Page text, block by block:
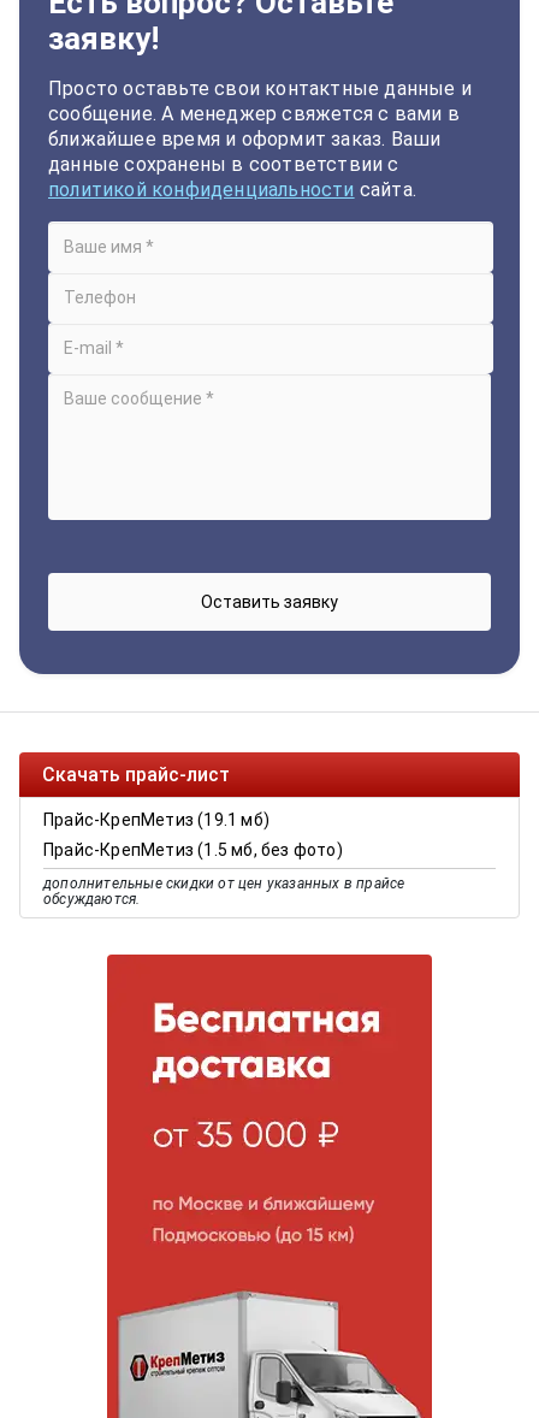
заявку!
Просто оставьте свои контактные данные и
сообщение. А менеджер свяжется с вами в
ближайшее время и оформит заказ. Ваши
данные сохранены в соответствии с
политикой конфиденциальности сайта.
Скачать прайс-лист
Прайс-КрепМетиз (19.1 мб)
Прайс-КрепМетиз (1.5 мб, без фото)
дополнительные скидки от цен указанных в прайсе
обсуждаются.